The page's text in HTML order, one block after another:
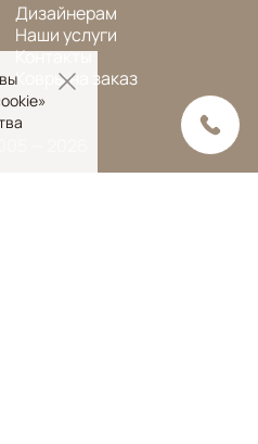
Дизайнерам
Наши услуги
Контакты
Ковры на заказ
— 2026